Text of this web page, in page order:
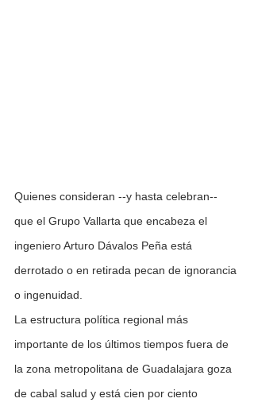
Quienes consideran --y hasta celebran--
que el Grupo Vallarta que encabeza el
ingeniero Arturo Dávalos Peña está
derrotado o en retirada pecan de ignorancia
o ingenuidad.
La estructura política regional más
importante de los últimos tiempos fuera de
la zona metropolitana de Guadalajara goza
de cabal salud y está cien por ciento